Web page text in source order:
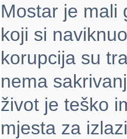
Mostar je mali
koji si
korupcija su
nema
život je teško
mjesta za